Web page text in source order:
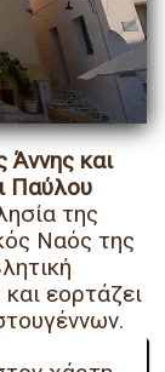
Άννης και
Παύλου
της
Ναός της
εορτάζει